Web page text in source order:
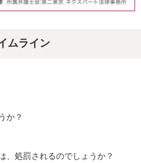
ムライン
か？
、処罰されるのでしょうか？